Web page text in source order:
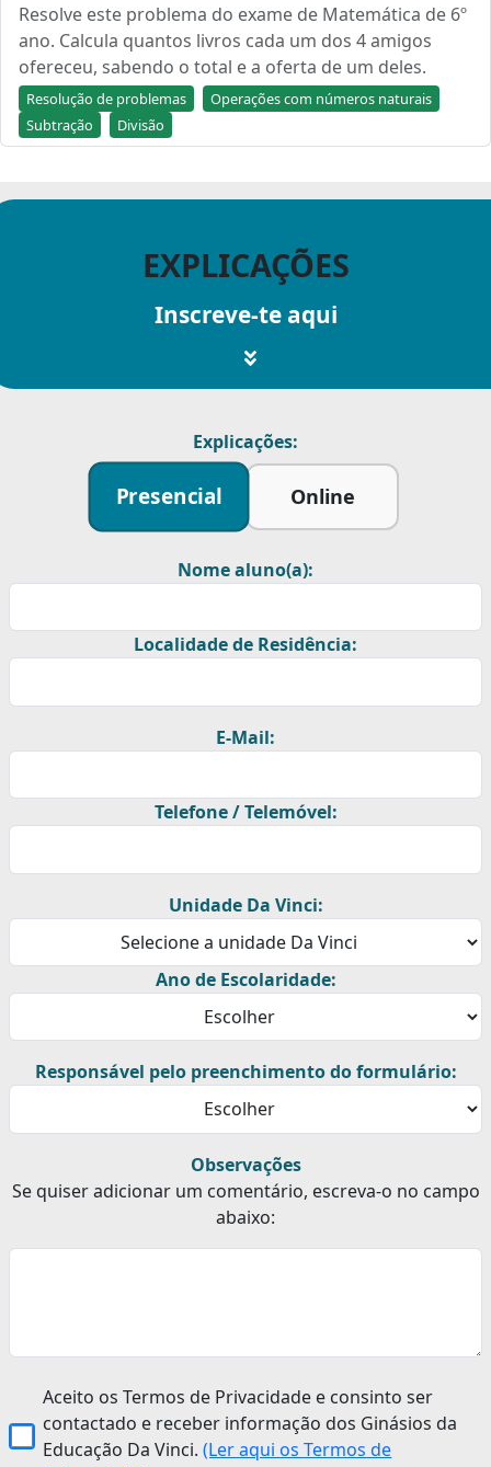
Resolve este problema do exame de Matemática de 6º
ano. Calcula quantos livros cada um dos 4 amigos
ofereceu, sabendo o total e a oferta de um deles.
Resolução de problemas
Operações com números naturais
Subtração
Divisão
EXPLICAÇÕES
Inscreve-te aqui
Explicações:
Presencial Online
Nome aluno(a):
Localidade de Residência:
E-Mail:
Telefone / Telemóvel:
Unidade Da Vinci:
Ano de Escolaridade:
Responsável pelo preenchimento do formulário:
Observações
Se quiser adicionar um comentário, escreva-o no campo
abaixo:
Aceito os Termos de Privacidade e consinto ser
contactado e receber informação dos Ginásios da
Educação Da Vinci.(Ler aqui os Termos de